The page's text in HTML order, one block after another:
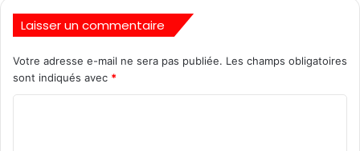
Laisser un commentaire
Votre adresse e-mail ne sera pas publiée. Les champs obligatoires
sont indiqués avec *